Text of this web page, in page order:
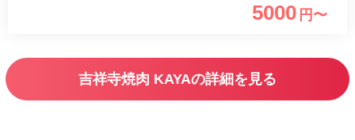
と逸品料理を見つけ、素敵なひとときを
5000 円〜
吉祥寺焼肉 KAYAの詳細を見る